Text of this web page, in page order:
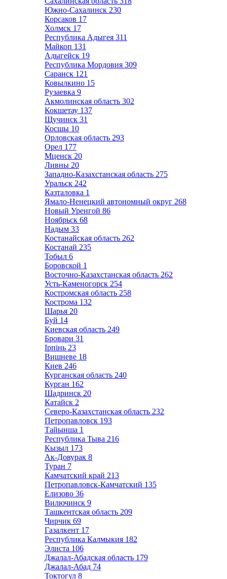
Южно-Сахалинск 230
Корсаков 17
Холмск 17
Республика Адыгея 311
Майкоп 131
Адыгейск 19
Республика Мордовия 309
Саранск 121
Ковылкино 15
Рузаевка 9
Акмолинская область 302
Кокшетау 137
Щучинск 31
Косшы 10
Орловская область 293
Орел 177
Мценск 20
Ливны 20
Западно-Казахстанская область 275
Уральск 242
Казталовка 1
Ямало-Ненецкий автономный округ 268
Новый Уренгой 86
Ноябрьск 68
Надым 33
Костанайская область 262
Костанай 235
Тобыл 6
Боровской 1
Восточно-Казахстанская область 262
Усть-Каменогорск 254
Костромская область 258
Кострома 132
Шарья 20
Буй 14
Киевская область 249
Бровари 31
Ірпінь 23
Вишневе 18
Киев 246
Курганская область 240
Курган 162
Шадринск 20
Катайск 2
Северо-Казахстанская область 232
Петропавловск 193
Тайынша 1
Республика Тыва 216
Кызыл 173
Ак-Довурак 8
Туран 7
Камчатский край 213
Петропавловск-Камчатский 135
Елизово 36
Вилючинск 9
Ташкентская область 209
Чирчик 69
Газалкент 17
Республика Калмыкия 182
Элиста 106
Джалал-Абадская область 179
Джалал-Абад 74
Токтогул 8